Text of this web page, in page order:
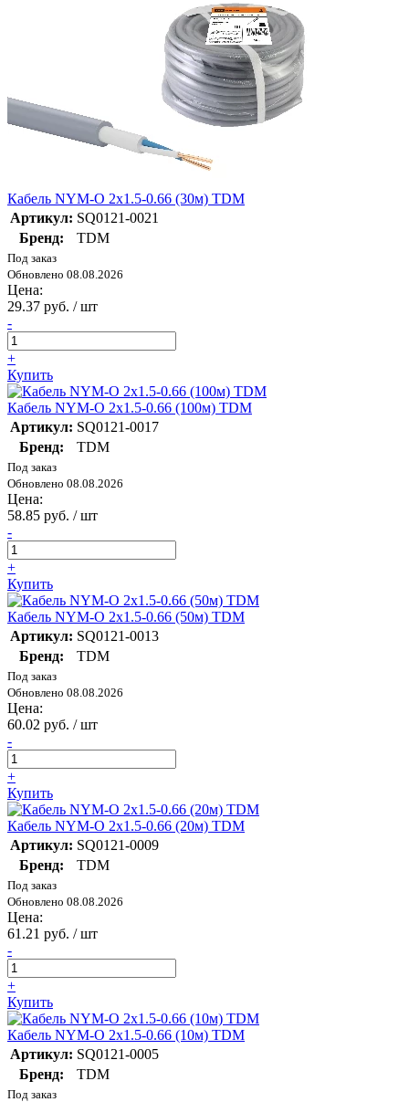
Кабель NYM-O 2х1.5-0.66 (30м) TDM
Артикул: SQ0121-0021
Бренд:
TDM
Под заказ
Обновлено 08.08.2026
Цена:
29.37 руб. / шт
-
+
Купить
Кабель NYM-O 2х1.5-0.66 (100м) TDM
Артикул: SQ0121-0017
Бренд:
TDM
Под заказ
Обновлено 08.08.2026
Цена:
58.85 руб. / шт
-
+
Купить
Кабель NYM-O 2х1.5-0.66 (50м) TDM
Артикул: SQ0121-0013
Бренд:
TDM
Под заказ
Обновлено 08.08.2026
Цена:
60.02 руб. / шт
-
+
Купить
Кабель NYM-O 2х1.5-0.66 (20м) TDM
Артикул: SQ0121-0009
Бренд:
TDM
Под заказ
Обновлено 08.08.2026
Цена:
61.21 руб. / шт
-
+
Купить
Кабель NYM-O 2х1.5-0.66 (10м) TDM
Артикул: SQ0121-0005
Бренд:
TDM
Под заказ